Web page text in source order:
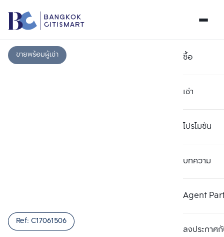
ซื้อ
เช่า
โปรโมชัน
บทความ
Agent
ลงประกาศกั
ขายพร้อมผู้เช่า
Ref: C17061506